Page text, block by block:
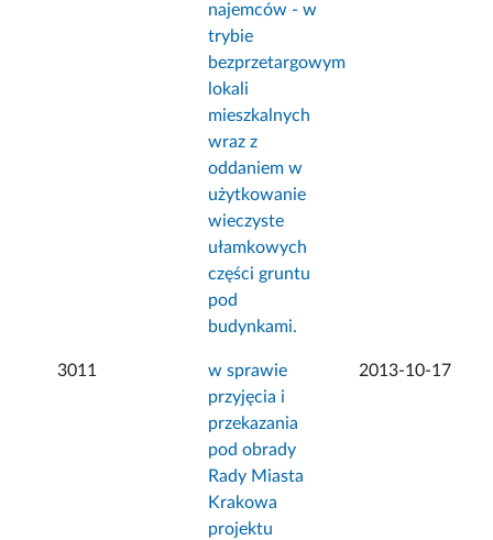
najemców - w
trybie
bezprzetargowym
lokali
mieszkalnych
wraz z
oddaniem w
użytkowanie
wieczyste
ułamkowych
części gruntu
pod
budynkami.
3011
w sprawie
przyjęcia i
przekazania
pod obrady
Rady Miasta
Krakowa
projektu
2013-10-17